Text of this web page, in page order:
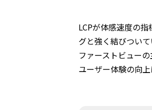
LCPが体感速度の
グと強く結びついて
ファーストビュー
ユーザー体験の向上